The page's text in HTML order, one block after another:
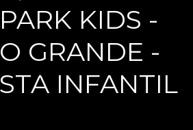
KIDS -
GRANDE -
INFANTIL
-